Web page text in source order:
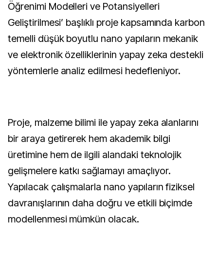
Öğrenimi Modelleri ve Potansiyelleri
Geliştirilmesi’ başlıklı proje kapsamında karbon
temelli düşük boyutlu nano yapıların mekanik
ve elektronik özelliklerinin yapay zeka destekli
yöntemlerle analiz edilmesi hedefleniyor.
Proje, malzeme bilimi ile yapay zeka alanlarını
bir araya getirerek hem akademik bilgi
üretimine hem de ilgili alandaki teknolojik
gelişmelere katkı sağlamayı amaçlıyor.
Yapılacak çalışmalarla nano yapıların fiziksel
davranışlarının daha doğru ve etkili biçimde
modellenmesi mümkün olacak.